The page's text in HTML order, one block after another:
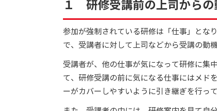
１ 研修受講前の上司からの
参加が強制されている研修は「仕事」とな
で、受講者に対して上司などから受講の動
受講者が、他の仕事が気になって研修に集
て、研修受講の前に気になる仕事にはメド
ーがカバーしやすいように引き継ぎを行っ